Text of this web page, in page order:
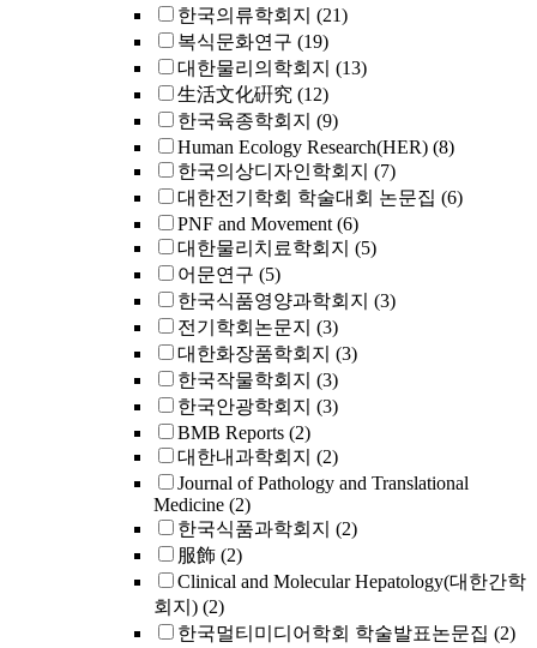
한국의류학회지 (21)
복식문화연구 (19)
대한물리의학회지 (13)
生活文化硏究 (12)
한국육종학회지 (9)
Human Ecology Research(HER) (8)
한국의상디자인학회지 (7)
대한전기학회 학술대회 논문집 (6)
PNF and Movement (6)
대한물리치료학회지 (5)
어문연구 (5)
한국식품영양과학회지 (3)
전기학회논문지 (3)
대한화장품학회지 (3)
한국작물학회지 (3)
한국안광학회지 (3)
BMB Reports (2)
대한내과학회지 (2)
Journal of Pathology and Translational
Medicine (2)
한국식품과학회지 (2)
服飾 (2)
Clinical and Molecular Hepatology(대한간학
회지) (2)
한국멀티미디어학회 학술발표논문집 (2)